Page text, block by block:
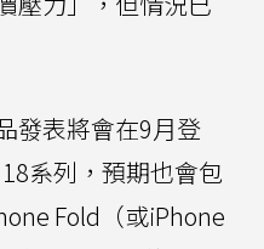
發表將會在9月登
系列，預期也會包
Fold（或iPhone